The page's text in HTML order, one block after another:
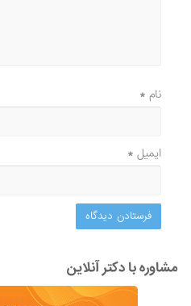
نام*
ایمیل*
مشاوره با دکتر آنلاین